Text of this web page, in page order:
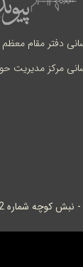
دفتر مقام
مرکز مدیریت
نبش کوچه شماره 12